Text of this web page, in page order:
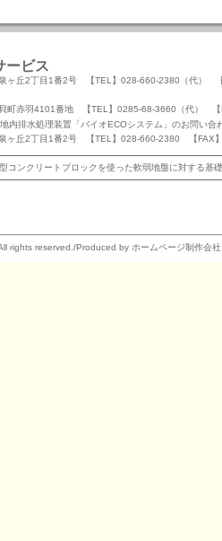
ービス
ヶ丘2丁目1番2号 【TEL】028-660-2380（代）
町赤羽4101番地 【TEL】0285-68-3660（代） 【
地内排水処理装置「バイオECOシステム」のお問い合
ヶ丘2丁目1番2号 【TEL】028-660-2380 【FAX
コンクリートブロックを使った軟弱地盤に対する基
rights reserved./Produced by ホームページ制作会社